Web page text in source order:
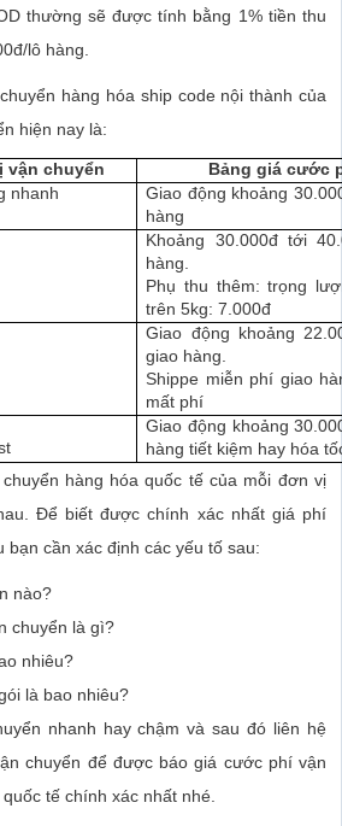
thường sẽ được tính bằng 1% tiền thu
lô hàng.
hàng hóa ship code nội thành của
hiện nay là:
vận chuyển
Bảng giá cước
nhanh
Giao động khoảng
hàng
Khoảng 30.000đ tới
hàng.
Phụ thu thêm: trọng
trên 5kg: 7.000đ
Giao động khoảng
giao hàng.
Shippe miễn phí giao
mất phí
Giao động khoảng
hàng tiết kiệm hay hóa
hàng hóa quốc tế của mỗi đơn vị
Để biết được chính xác nhất giá phí
bạn cần xác định các yếu tố sau:
nào?
chuyển là gì?
nhiêu?
là bao nhiêu?
nhanh hay chậm và sau đó liên hệ
chuyển để được báo giá cước phí vận
tế chính xác nhất nhé.